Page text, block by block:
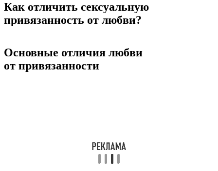
Как отличить сексуальную
привязанность от любви?
Основные отличия любви
от привязанности